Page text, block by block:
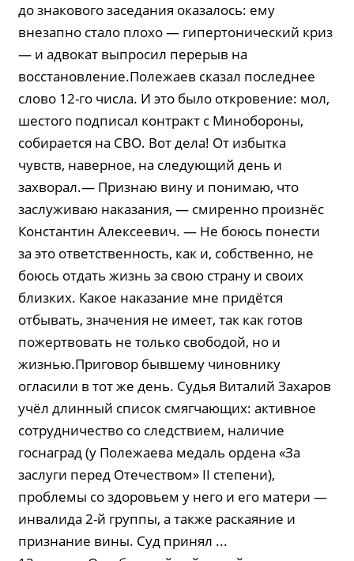
до знакового заседания оказалось: ему
внезапно стало плохо — гипертонический криз
— и адвокат выпросил перерыв на
восстановление.Полежаев сказал последнее
слово 12-го числа. И это было откровение: мол,
шестого подписал контракт с Минобороны,
собирается на СВО. Вот дела! От избытка
чувств, наверное, на следующий день и
захворал.— Признаю вину и понимаю, что
заслуживаю наказания, — смиренно произнёс
Константин Алексеевич. — Не боюсь понести
за это ответственность, как и, собственно, не
боюсь отдать жизнь за свою страну и своих
близких. Какое наказание мне придётся
отбывать, значения не имеет, так как готов
пожертвовать не только свободой, но и
жизнью.Приговор бывшему чиновнику
огласили в тот же день. Судья Виталий Захаров
учёл длинный список смягчающих: активное
сотрудничество со следствием, наличие
госнаград (у Полежаева медаль ордена «За
заслуги перед Отечеством» II степени),
проблемы со здоровьем у него и его матери —
инвалида 2-й группы, а также раскаяние и
признание вины. Суд принял ...